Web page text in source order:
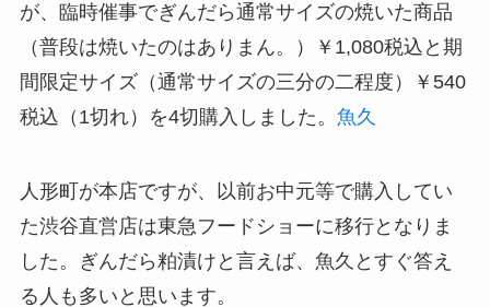
が、臨時催事でぎんだら通常サイズの焼いた商品
（普段は焼いたのはありまん。）￥1,080税込と期
間限定サイズ（通常サイズの三分の二程度）￥540
税込（1切れ）を4切購入しました。 魚久
人形町が本店ですが、以前お中元等で購入してい
た渋谷直営店は東急フードショーに移行となりま
した。ぎんだら粕漬けと言えば、魚久とすぐ答え
る人も多いと思います。